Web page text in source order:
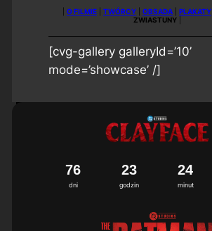
O FILMIE TWÓRCY OBSADA PLAKATY
ZWIASTUNY
[cvg-gallery galleryId=’10’
mode=’showcase’ /]
dni
76
godzin
23
minut
24